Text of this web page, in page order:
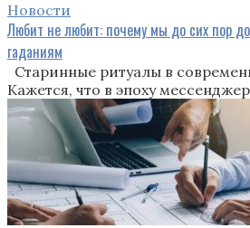
Новости
Любит не любит: почему мы до сих пор
гаданиям
Старинные ритуалы в
Кажется, что в эпоху